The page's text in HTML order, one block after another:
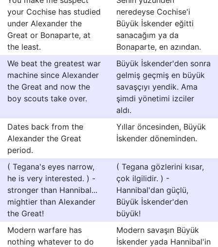
your Cochise has studied
under Alexander the
Great or Bonaparte, at
the least.
neredeyse Cochise'i
Büyük İskender eğitti
sanacağım ya da
Bonaparte, en azından.
We beat the greatest war
machine since Alexander
the Great and now the
boy scouts take over.
Büyük İskender'den sonra
gelmiş geçmiş en büyük
savaşçıyı yendik. Ama
şimdi yönetimi izciler
aldı.
Dates back from the
Alexander the Great
period.
Yıllar öncesinden, Büyük
İskender döneminden.
( Tegana's eyes narrow,
he is very interested. ) -
stronger than Hannibal...
mightier than Alexander
the Great!
( Tegana gözlerini kısar,
çok ilgilidir. ) -
Hannibal'dan güçlü,
Büyük İskender'den
büyük!
Modern warfare has
nothing whatever to do
Modern savaşın Büyük
İskender yada Hannibal'in